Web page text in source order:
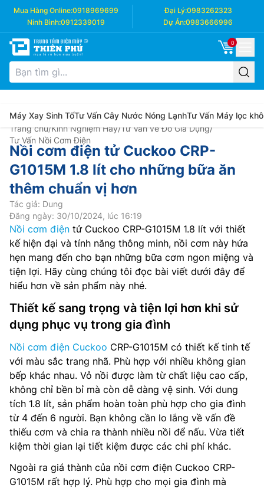
Mua Hàng Online:0918969699 Đại Lý:0983262323
Ninh Bình:0912339019 Dự Án:0983666996
0
Máy Xay Sinh TốTư Vấn Cây Nước Nóng LạnhTư Vấn Máy lọc
Trang chủ/Kinh Nghiệm Hay/Tư Vấn về Đồ Gia Dụng/
Tư Vấn Nồi Cơm Điện
Nồi cơm điện tử Cuckoo CRP-
G1015M 1.8 lít cho những bữa ăn
thêm chuẩn vị hơn
Tác giả: Dung
Đăng ngày: 30/10/2024, lúc 16:19
Nồi cơm điện tử Cuckoo CRP-G1015M 1.8 lít với thiết
kế hiện đại và tính năng thông minh, nồi cơm này hứa
hẹn mang đến cho bạn những bữa cơm ngon miệng và
tiện lợi. Hãy cùng chúng tôi đọc bài viết dưới đây để
hiểu hơn về sản phẩm này nhé.
Thiết kế sang trọng và tiện lợi hơn khi sử
dụng phục vụ trong gia đình
Nồi cơm điện Cuckoo CRP-G1015M có thiết kế tinh tế
với màu sắc trang nhã. Phù hợp với nhiều không gian
bếp khác nhau. Vỏ nồi được làm từ chất liệu cao cấp,
không chỉ bền bỉ mà còn dễ dàng vệ sinh. Với dung
tích 1.8 lít, sản phẩm hoàn toàn phù hợp cho gia đình
từ 4 đến 6 người. Bạn không cần lo lắng về vấn đề
thiếu cơm và chia ra thành nhiều nồi để nấu. Vừa tiết
kiệm thời gian lại tiết kiệm được các chi phí khác.
Ngoài ra giá thành của nồi cơm điện Cuckoo CRP-
G1015M rất hợp lý. Phù hợp cho mọi gia đình mà